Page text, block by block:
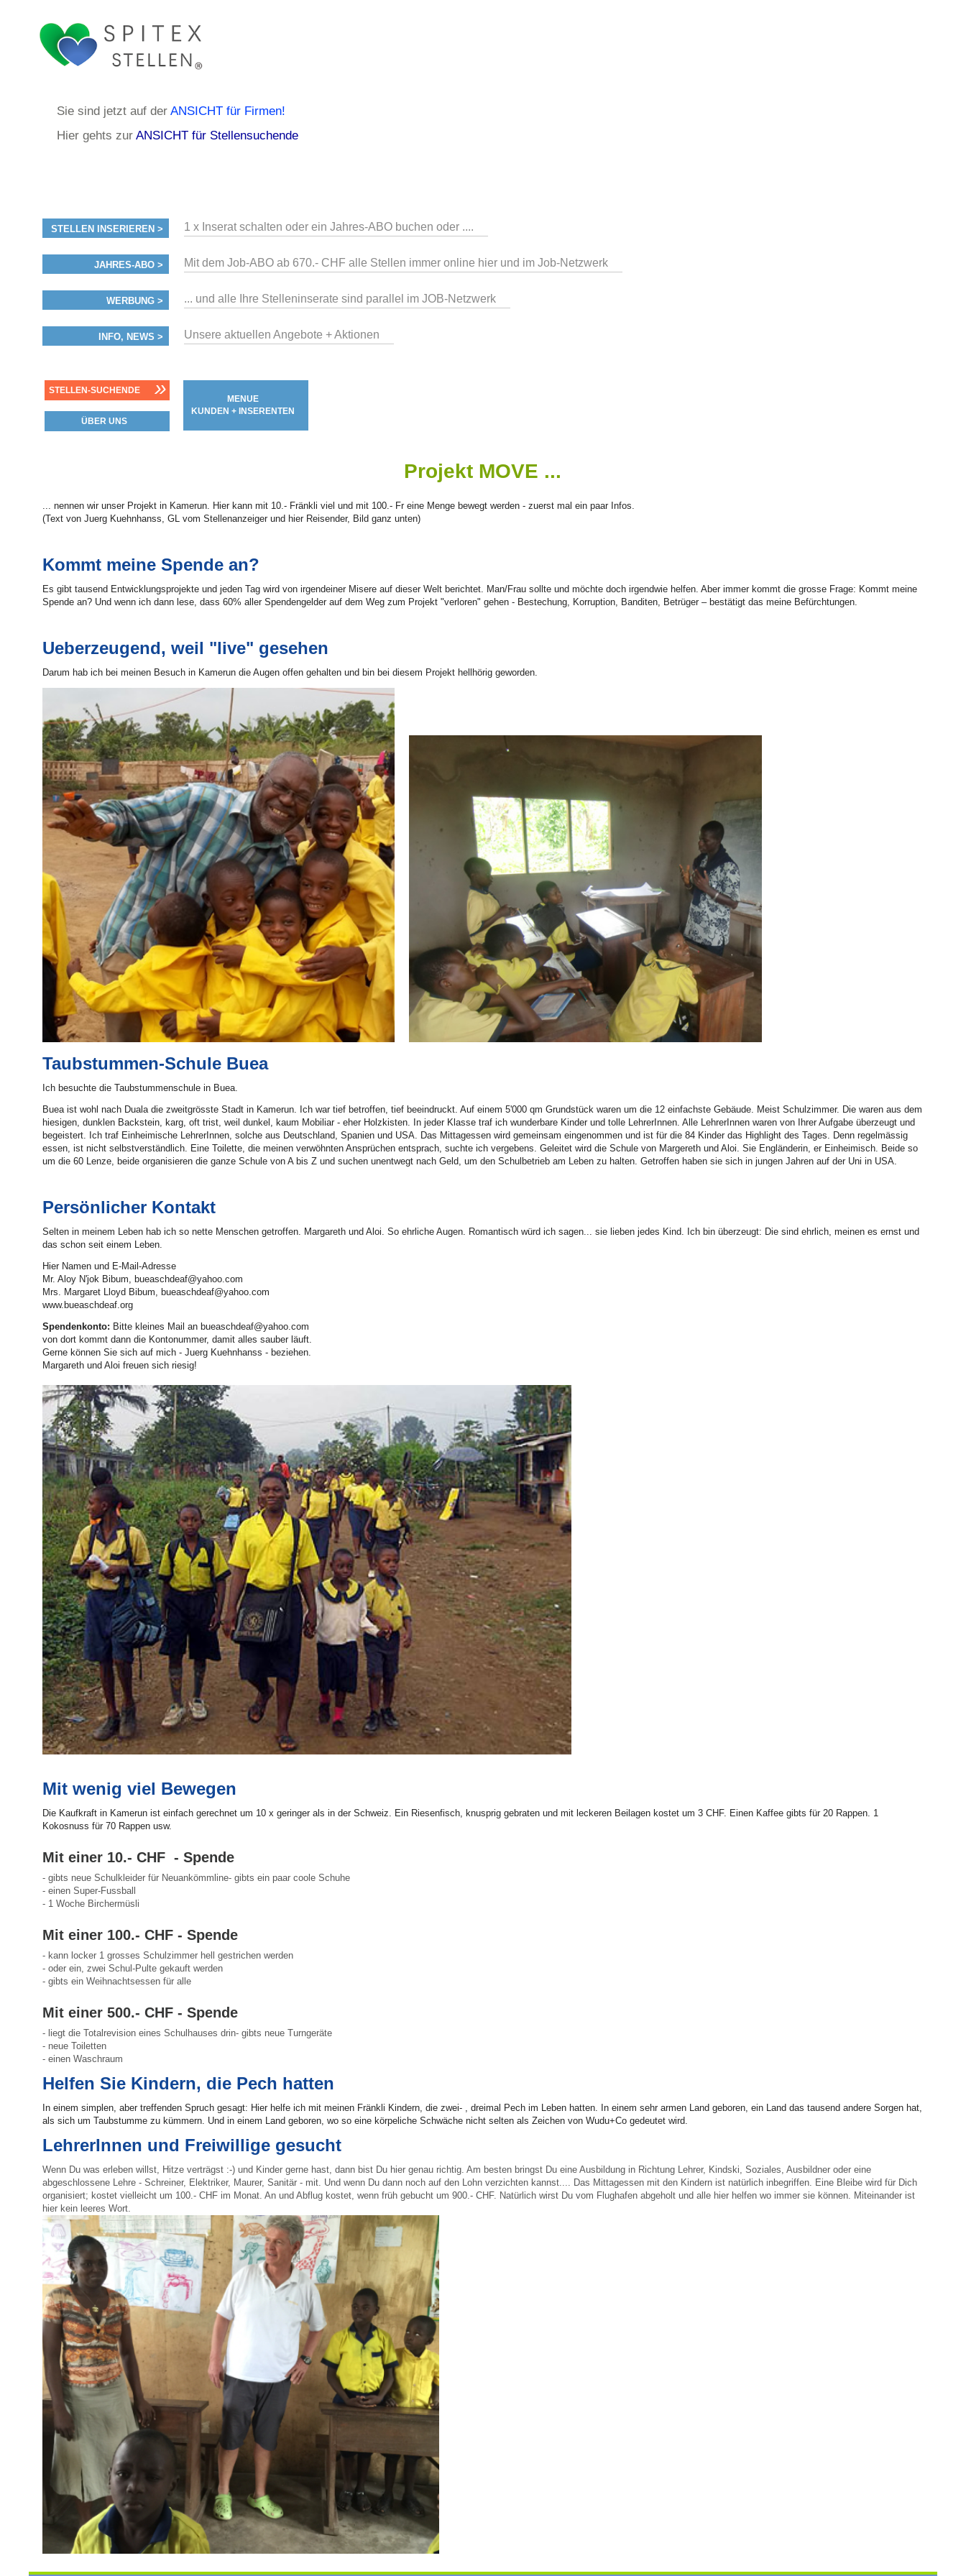
Sie sind jetzt auf der ANSICHT für Firmen!
Hier gehts zur ANSICHT für Stellensuchende
STELLEN INSERIEREN > 1 x Inserat schalten oder ein Jahres-ABO buchen oder ....
JAHRES-ABO > Mit dem Job-ABO ab 670.- CHF alle Stellen immer online hier und im Job-Netzwerk
WERBUNG > ... und alle Ihre Stelleninserate sind parallel im JOB-Netzwerk
INFO, NEWS > Unsere aktuellen Angebote + Aktionen
STELLEN-SUCHENDE »
ÜBER UNS
MENUE
KUNDEN + INSERENTEN
Projekt MOVE ...
... nennen wir unser Projekt in Kamerun. Hier kann mit 10.- Fränkli viel und mit 100.- Fr eine Menge bewegt werden - zuerst mal ein paar Infos.
(Text von Juerg Kuehnhanss, GL vom Stellenanzeiger und hier Reisender, Bild ganz unten)
Kommt meine Spende an?
Es gibt tausend Entwicklungsprojekte und jeden Tag wird von irgendeiner Misere auf dieser Welt berichtet. Man/Frau sollte und möchte doch irgendwie helfen. Aber immer kommt die grosse Frage: Kommt meine
Spende an? Und wenn ich dann lese, dass 60% aller Spendengelder auf dem Weg zum Projekt "verloren" gehen - Bestechung, Korruption, Banditen, Betrüger – bestätigt das meine Befürchtungen.
Ueberzeugend, weil "live" gesehen
Darum hab ich bei meinen Besuch in Kamerun die Augen offen gehalten und bin bei diesem Projekt hellhörig geworden.
Taubstummen-Schule Buea
Ich besuchte die Taubstummenschule in Buea.
Buea ist wohl nach Duala die zweitgrösste Stadt in Kamerun. Ich war tief betroffen, tief beeindruckt. Auf einem 5'000 qm Grundstück waren um die 12 einfachste Gebäude. Meist Schulzimmer. Die waren aus dem
hiesigen, dunklen Backstein, karg, oft trist, weil dunkel, kaum Mobiliar - eher Holzkisten. In jeder Klasse traf ich wunderbare Kinder und tolle LehrerInnen. Alle LehrerInnen waren von Ihrer Aufgabe überzeugt und
begeistert. Ich traf Einheimische LehrerInnen, solche aus Deutschland, Spanien und USA. Das Mittagessen wird gemeinsam eingenommen und ist für die 84 Kinder das Highlight des Tages. Denn regelmässig
essen, ist nicht selbstverständlich. Eine Toilette, die meinen verwöhnten Ansprüchen entsprach, suchte ich vergebens. Geleitet wird die Schule von Margereth und Aloi. Sie Engländerin, er Einheimisch. Beide so
um die 60 Lenze, beide organisieren die ganze Schule von A bis Z und suchen unentwegt nach Geld, um den Schulbetrieb am Leben zu halten. Getroffen haben sie sich in jungen Jahren auf der Uni in USA.
Persönlicher Kontakt
Selten in meinem Leben hab ich so nette Menschen getroffen. Margareth und Aloi. So ehrliche Augen. Romantisch würd ich sagen... sie lieben jedes Kind. Ich bin überzeugt: Die sind ehrlich, meinen es ernst und
das schon seit einem Leben.
Hier Namen und E-Mail-Adresse
Mr. Aloy N'jok Bibum, bueaschdeaf@yahoo.com
Mrs. Margaret Lloyd Bibum, bueaschdeaf@yahoo.com
www.bueaschdeaf.org
Spendenkonto: Bitte kleines Mail an bueaschdeaf@yahoo.com
von dort kommt dann die Kontonummer, damit alles sauber läuft.
Gerne können Sie sich auf mich - Juerg Kuehnhanss - beziehen.
Margareth und Aloi freuen sich riesig!
Mit wenig viel Bewegen
Die Kaufkraft in Kamerun ist einfach gerechnet um 10 x geringer als in der Schweiz. Ein Riesenfisch, knusprig gebraten und mit leckeren Beilagen kostet um 3 CHF. Einen Kaffee gibts für 20 Rappen. 1
Kokosnuss für 70 Rappen usw.
Mit einer 10.- CHF - Spende
- gibts neue Schulkleider für Neuankömmline- gibts ein paar coole Schuhe
- einen Super-Fussball
- 1 Woche Birchermüsli
Mit einer 100.- CHF - Spende
- kann locker 1 grosses Schulzimmer hell gestrichen werden
- oder ein, zwei Schul-Pulte gekauft werden
- gibts ein Weihnachtsessen für alle
Mit einer 500.- CHF - Spende
- liegt die Totalrevision eines Schulhauses drin- gibts neue Turngeräte
- neue Toiletten
- einen Waschraum
Helfen Sie Kindern, die Pech hatten
In einem simplen, aber treffenden Spruch gesagt: Hier helfe ich mit meinen Fränkli Kindern, die zwei- , dreimal Pech im Leben hatten. In einem sehr armen Land geboren, ein Land das tausend andere Sorgen hat,
als sich um Taubstumme zu kümmern. Und in einem Land geboren, wo so eine körpeliche Schwäche nicht selten als Zeichen von Wudu+Co gedeutet wird.
LehrerInnen und Freiwillige gesucht
Wenn Du was erleben willst, Hitze verträgst :-) und Kinder gerne hast, dann bist Du hier genau richtig. Am besten bringst Du eine Ausbildung in Richtung Lehrer, Kindski, Soziales, Ausbildner oder eine
abgeschlossene Lehre - Schreiner, Elektriker, Maurer, Sanitär - mit. Und wenn Du dann noch auf den Lohn verzichten kannst.... Das Mittagessen mit den Kindern ist natürlich inbegriffen. Eine Bleibe wird für Dich
organisiert; kostet vielleicht um 100.- CHF im Monat. An und Abflug kostet, wenn früh gebucht um 900.- CHF. Natürlich wirst Du vom Flughafen abgeholt und alle hier helfen wo immer sie können. Miteinander ist
hier kein leeres Wort.